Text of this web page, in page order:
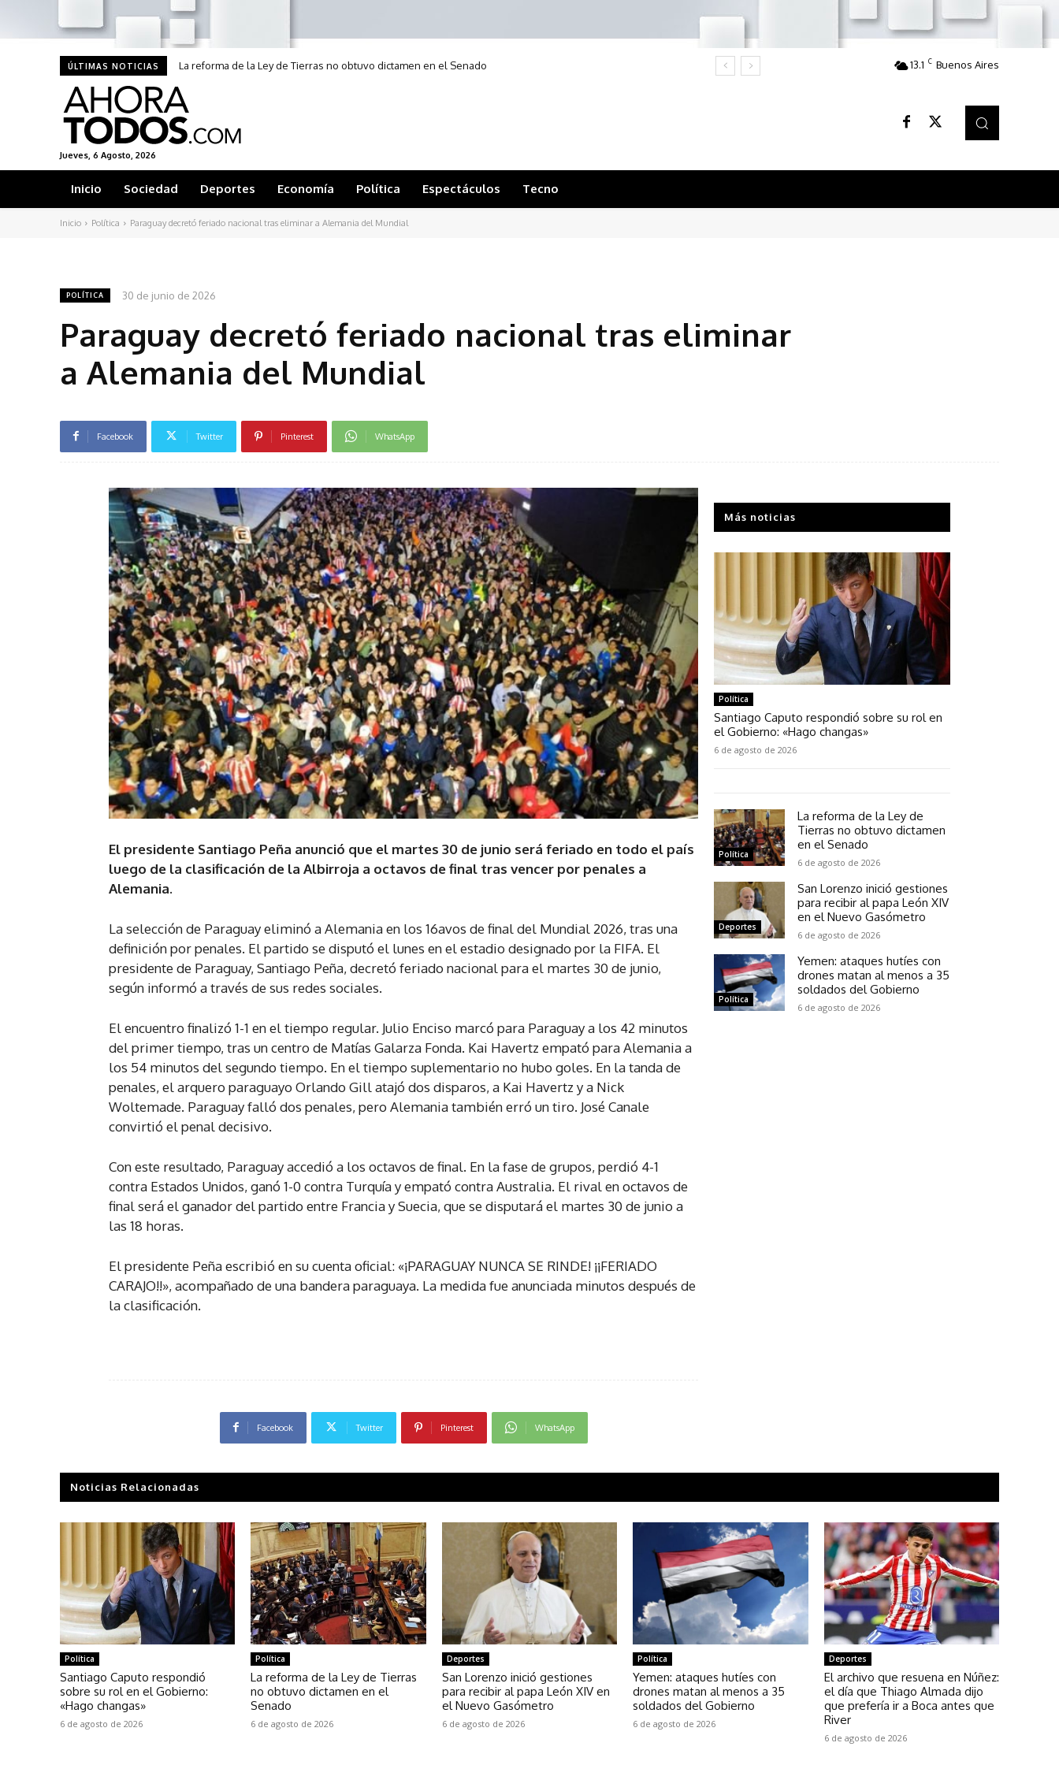
ÚLTIMAS NOTICIAS La reforma de la Ley de Tierras no obtuvo dictamen en el Senado 13.1 C Buenos Aires
Jueves, 6 Agosto, 2026
Inicio Sociedad Deportes Economía Política Espectáculos Tecno
Inicio Política Paraguay decretó feriado nacional tras eliminar a Alemania del Mundial
POLÍTICA 30 de junio de 2026
Paraguay decretó feriado nacional tras eliminar
a Alemania del Mundial
Facebook Twitter Pinterest WhatsApp
El presidente Santiago Peña anunció que el martes 30 de junio será feriado en todo el país
luego de la clasificación de la Albirroja a octavos de final tras vencer por penales a
Alemania.
La selección de Paraguay eliminó a Alemania en los 16avos de final del Mundial 2026, tras una
definición por penales. El partido se disputó el lunes en el estadio designado por la FIFA. El
presidente de Paraguay, Santiago Peña, decretó feriado nacional para el martes 30 de junio,
según informó a través de sus redes sociales.
El encuentro finalizó 1-1 en el tiempo regular. Julio Enciso marcó para Paraguay a los 42 minutos
del primer tiempo, tras un centro de Matías Galarza Fonda. Kai Havertz empató para Alemania a
los 54 minutos del segundo tiempo. En el tiempo suplementario no hubo goles. En la tanda de
penales, el arquero paraguayo Orlando Gill atajó dos disparos, a Kai Havertz y a Nick
Woltemade. Paraguay falló dos penales, pero Alemania también erró un tiro. José Canale
convirtió el penal decisivo.
Con este resultado, Paraguay accedió a los octavos de final. En la fase de grupos, perdió 4-1
contra Estados Unidos, ganó 1-0 contra Turquía y empató contra Australia. El rival en octavos de
final será el ganador del partido entre Francia y Suecia, que se disputará el martes 30 de junio a
las 18 horas.
El presidente Peña escribió en su cuenta oficial: «¡PARAGUAY NUNCA SE RINDE! ¡¡FERIADO
CARAJO!!», acompañado de una bandera paraguaya. La medida fue anunciada minutos después de
la clasificación.
Facebook Twitter Pinterest WhatsApp
Más noticias
Política
Santiago Caputo respondió sobre su rol en
el Gobierno: «Hago changas»
6 de agosto de 2026
Política
La reforma de la Ley de
Tierras no obtuvo dictamen
en el Senado
6 de agosto de 2026
Deportes
San Lorenzo inició gestiones
para recibir al papa León XIV
en el Nuevo Gasómetro
6 de agosto de 2026
Política
Yemen: ataques hutíes con
drones matan al menos a 35
soldados del Gobierno
6 de agosto de 2026
Noticias Relacionadas
Política
Santiago Caputo respondió
sobre su rol en el Gobierno:
«Hago changas»
6 de agosto de 2026
Política
La reforma de la Ley de Tierras
no obtuvo dictamen en el
Senado
6 de agosto de 2026
Deportes
San Lorenzo inició gestiones
para recibir al papa León XIV en
el Nuevo Gasómetro
6 de agosto de 2026
Política
Yemen: ataques hutíes con
drones matan al menos a 35
soldados del Gobierno
6 de agosto de 2026
Deportes
El archivo que resuena en Núñez:
el día que Thiago Almada dijo
que prefería ir a Boca antes que
River
6 de agosto de 2026